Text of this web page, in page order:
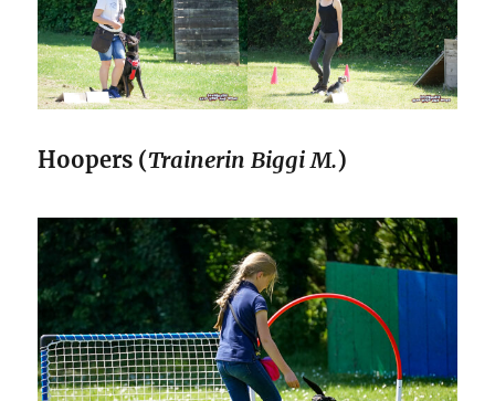
Hoopers (Trainerin Biggi M.)